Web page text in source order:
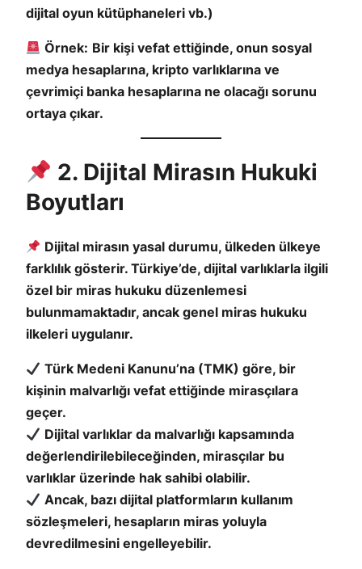
dijital oyun kütüphaneleri vb.)
Örnek: Bir kişi vefat ettiğinde, onun sosyal
medya hesaplarına, kripto varlıklarına ve
çevrimiçi banka hesaplarına ne olacağı sorunu
ortaya çıkar.
2. Dijital Mirasın Hukuki
Boyutları
Dijital mirasın yasal durumu, ülkeden ülkeye
farklılık gösterir. Türkiye’de, dijital varlıklarla ilgili
özel bir miras hukuku düzenlemesi
bulunmamaktadır, ancak genel miras hukuku
ilkeleri uygulanır.
Türk Medeni Kanunu’na (TMK) göre, bir
kişinin malvarlığı vefat ettiğinde mirasçılara
geçer.
Dijital varlıklar da malvarlığı kapsamında
değerlendirilebileceğinden, mirasçılar bu
varlıklar üzerinde hak sahibi olabilir.
Ancak, bazı dijital platformların kullanım
sözleşmeleri, hesapların miras yoluyla
devredilmesini engelleyebilir.